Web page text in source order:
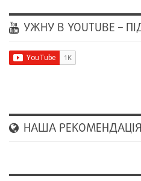
УЖНУ В YOUTUBE –
НАША